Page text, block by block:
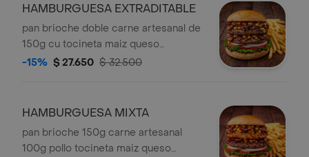
HAMBURGUESA EXTRADITABLE
pan brioche doble carne artesanal de
150g cu tocineta maiz queso
mozarella lechuga tomate cebolla
fesncesa.
-15% $ 27.650 $ 32.500
HAMBURGUESA MIXTA
pan brioche 150g carne artesanal
100g pollo tocineta maiz queso